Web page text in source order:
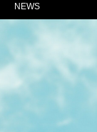
NEWS